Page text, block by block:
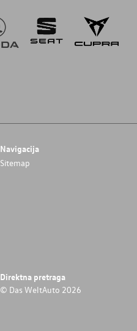
Navigacija
Sitemap
Direktna pretraga
© Das WeltAuto 2026